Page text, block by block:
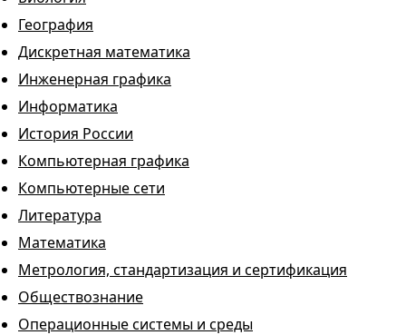
География
Дискретная математика
Инженерная графика
Информатика
История России
Компьютерная графика
Компьютерные сети
Литература
Математика
Метрология, стандартизация и сертификация
Обществознание
Операционные системы и среды